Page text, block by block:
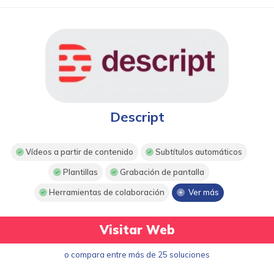
Descript
Vídeos a partir de contenido Subtítulos automáticos
Plantillas Grabación de pantalla
Herramientas de colaboración Ver más
Visitar Web
o compara entre más de 25 soluciones